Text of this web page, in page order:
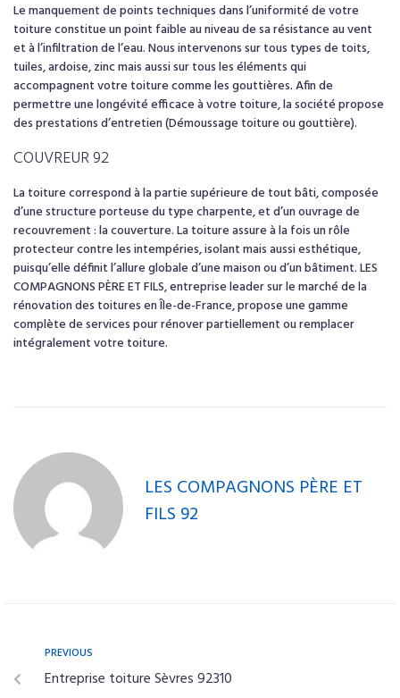
Le manquement de points techniques dans l’uniformité de votre
toiture constitue un point faible au niveau de sa résistance au vent
et à l’infiltration de l’eau. Nous intervenons sur tous types de toits,
tuiles, ardoise, zinc mais aussi sur tous les éléments qui
accompagnent votre toiture comme les gouttières. Afin de
permettre une longévité efficace à votre toiture, la société propose
des prestations d’entretien (Démoussage toiture ou gouttière).
COUVREUR 92
La toiture correspond à la partie supérieure de tout bâti, composée
d’une structure porteuse du type charpente, et d’un ouvrage de
recouvrement : la couverture. La toiture assure à la fois un rôle
protecteur contre les intempéries, isolant mais aussi esthétique,
puisqu’elle définit l’allure globale d’une maison ou d’un bâtiment. LES
COMPAGNONS PÈRE ET FILS, entreprise leader sur le marché de la
rénovation des toitures en Île-de-France, propose une gamme
complète de services pour rénover partiellement ou remplacer
intégralement votre toiture.
LES COMPAGNONS PÈRE ET
FILS 92
PREVIOUS
Entreprise toiture Sèvres 92310